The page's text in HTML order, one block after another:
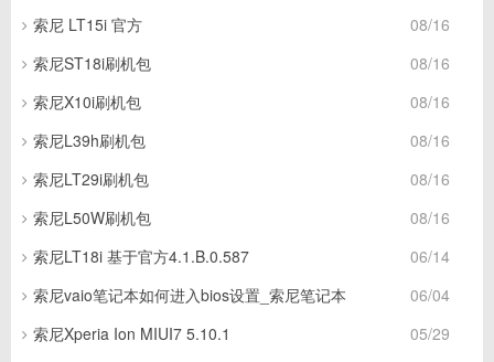
08/16
索尼 LT15i 官方
08/16
索尼ST18i刷机包
08/16
索尼X10i刷机包
08/16
索尼L39h刷机包
08/16
索尼LT29i刷机包
08/16
索尼L50W刷机包
06/14
索尼LT18i 基于官方4.1.B.0.587
06/04
索尼vaio笔记本如何进入bios设置_索尼笔记本
05/29
索尼Xperia Ion MIUI7 5.10.1